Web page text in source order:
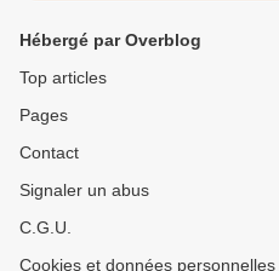
Hébergé par Overblog
Top articles
Pages
Contact
Signaler un abus
C.G.U.
Cookies et données personnelles